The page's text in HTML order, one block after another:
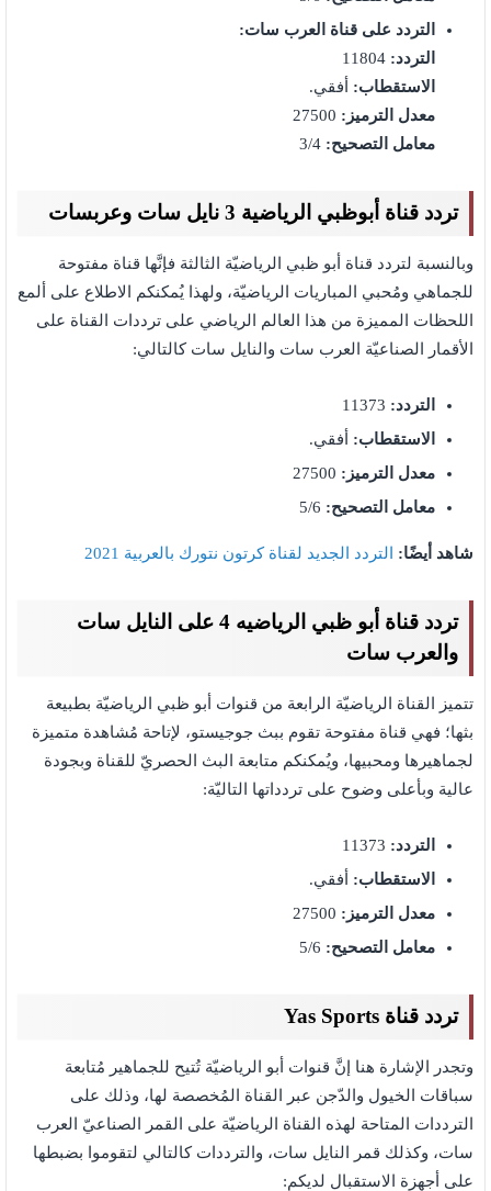
التردد على قناة العرب سات:
التردد: 11804
الاستقطاب: أفقي.
معدل الترميز: 27500
معامل التصحيح:
تردد قناة أبوظبي الرياضية 3 نايل سات وعربسات
وبالنسبة لتردد قناة أبو ظبي الرياضيّة الثالثة فإنَّها قناة مفتوحة
للجماهي ومُحبي المباريات الرياضيّة، ولهذا يُمكنكم الاطلاع على ألمع
اللحظات المميزة من هذا العالم الرياضي على ترددات القناة على
الأقمار الصناعيّة العرب سات والنايل سات كالتالي:
التردد: 11373
الاستقطاب:
أفقي.
معدل الترميز:
معامل التصحيح:
شاهد أيضًا: التردد الجديد لقناة كرتون نتورك بالعربية 2021
تردد قناة أبو ظبي الرياضيه 4 على النايل سات
والعرب سات
تتميز القناة الرياضيّة الرابعة من قنوات أبو ظبي الرياضيّة بطبيعة
بثها؛ فهي قناة مفتوحة تقوم ببث جوجيستو، لإتاحة مُشاهدة متميزة
لجماهيرها ومحبيها، ويُمكنكم متابعة البث الحصريّ للقناة وبجودة
عالية وبأعلى وضوح على تردداتها التاليّة:
التردد: 11373
الاستقطاب:
أفقي.
معدل الترميز:
معامل التصحيح:
تردد قناة Yas Sports
وتجدر الإشارة هنا إنَّ قنوات أبو الرياضيّة تُتيح للجماهير مُتابعة
سباقات الخيول والدّجن عبر القناة المُخصصة لها، وذلك على
الترددات المتاحة لهذه القناة الرياضيّة على القمر الصناعيّ العرب
سات، وكذلك قمر النايل سات، والترددات كالتالي لتقوموا بضبطها
على أجهزة الاستقبال لديكم: